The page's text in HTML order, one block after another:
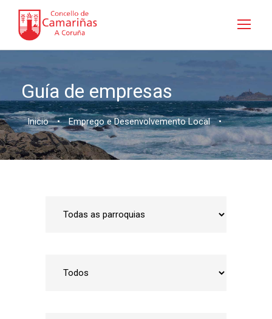
Guía de empresas
Inicio • Emprego e Desenvolvemento Local •